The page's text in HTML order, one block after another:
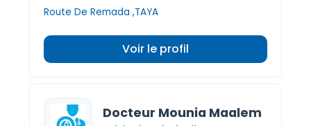
Route De Remada ,TAYA
Voir le profil
Docteur Mounia Maalem